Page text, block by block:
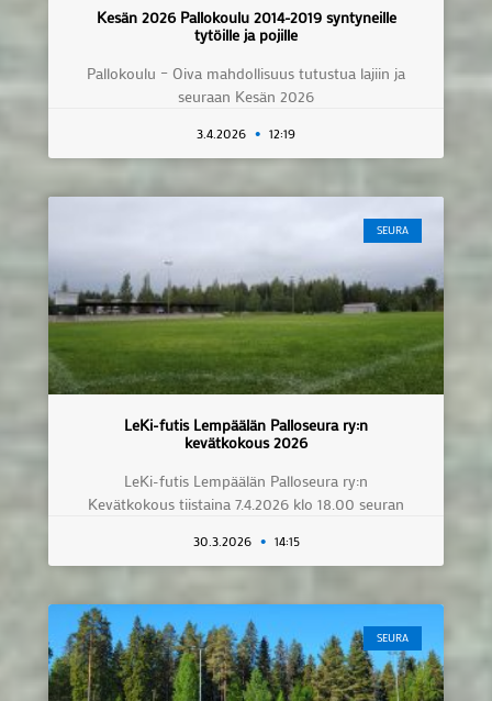
Kesän 2026 Pallokoulu 2014-2019 syntyneille
tytöille ja pojille
Pallokoulu – Oiva mahdollisuus tutustua lajiin ja
seuraan Kesän 2026
3.4.2026 12:19
SEURA
LeKi-futis Lempäälän Palloseura ry:n
kevätkokous 2026
LeKi-futis Lempäälän Palloseura ry:n
Kevätkokous tiistaina 7.4.2026 klo 18.00 seuran
30.3.2026 14:15
SEURA